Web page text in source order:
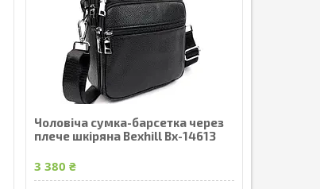
Чоловіча сумка-барсетка через
плече шкіряна Bexhill Bx-14613
3 380 ₴